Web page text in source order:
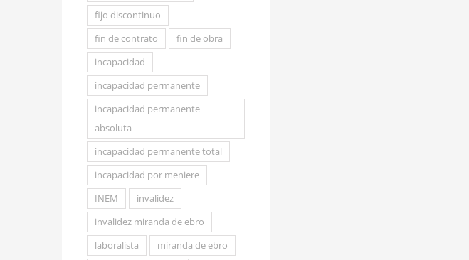
fijo discontinuo
fin de contrato
fin de obra
incapacidad
incapacidad permanente
incapacidad permanente
absoluta
incapacidad permanente total
incapacidad por meniere
INEM
invalidez
invalidez miranda de ebro
laboralista
miranda de ebro